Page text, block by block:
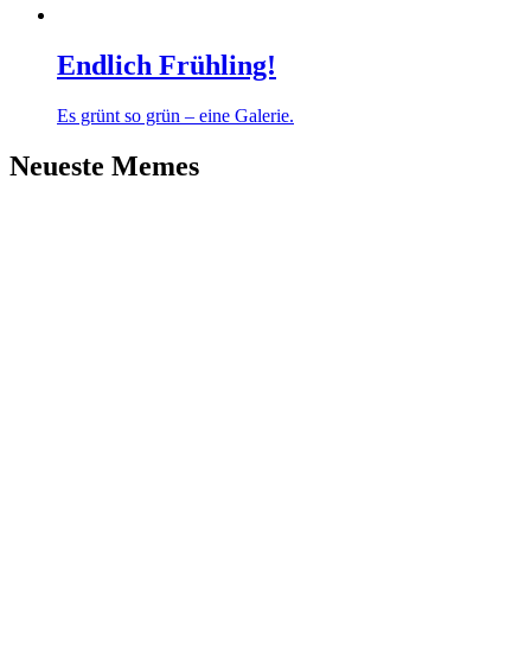
Endlich Frühling!
Es grünt so grün – eine Galerie.
Neueste Memes